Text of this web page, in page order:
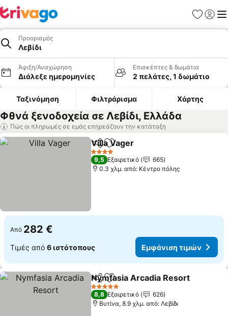
Προορισμός
Λεβίδι
Άφιξη/Αναχώρηση
Διάλεξε ημερομηνίες
Επισκέπτες & δωμάτια
2 πελάτες, 1 δωμάτιο
Ταξινόμηση Φιλτράρισμα Χάρτης
Φθνά ξενοδοχεία σε Λεβίδι, Ελλάδα
Πώς οι πληρωμές σε εμάς επηρεάζουν την κατάταξη
Κοινοποίηση
Προσθήκη στα αγαπημένα
Villa Vager
4 Αστέρια
9,5 Εξαιρετικό
665
0.3 χλμ. από: Κέντρο πόλης
Από 282 €
Τιμές από 6 ιστότοπους Εμφάνιση τιμών
Κοινοποίηση
Προσθήκη στα αγαπημένα
Nymfasia Arcadia Resort
5 Αστέρια
8,8 Εξαιρετικό
626
Βυτίνα, 8.9 χλμ. από: Λεβίδι